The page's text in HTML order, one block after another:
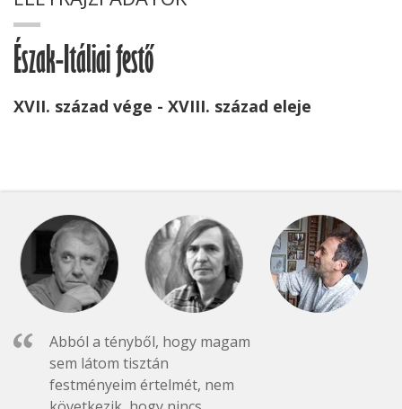
Észak-Itáliai festő
XVII. század vége - XVIII. század eleje
Abból a tényből, hogy magam
sem látom tisztán
festményeim értelmét, nem